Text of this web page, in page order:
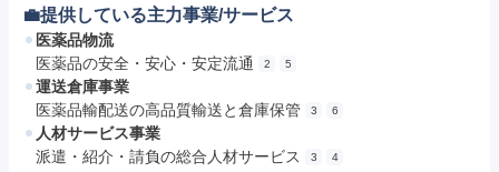
💼提供している主力事業/サービス
医薬品物流
医薬品の安全・安心・安定流通
2 5
運送倉庫事業
医薬品輸配送の高品質輸送と倉庫保管
3 6
人材サービス事業
派遣・紹介・請負の総合人材サービス
3 4